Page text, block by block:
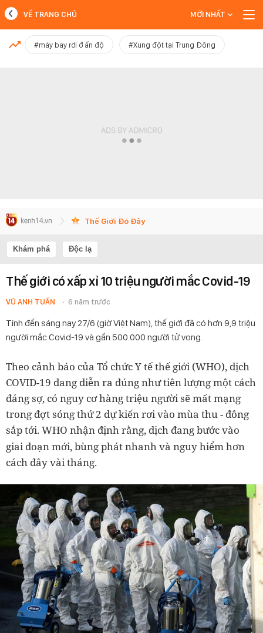
MỚI NHẤT
VỀ TRANG CHỦ MỚI NHẤT
#máy bay rơi ở ấn độ #Xung đột tại Trung Đông
Thế Giới Đó Đây
Khám phá Độc lạ
Thế giới có xấp xỉ 10 triệu người mắc Covid-19
VŨ ANH TUẤN 6 năm trước
Tính đến sáng nay 27/6 (giờ Việt Nam), thế giới đã có hơn 9,9 triệu
người mắc Covid-19 và gần 500.000 người tử vong.
Theo cảnh báo của Tổ chức Y tế thế giới (WHO), dịch
COVID-19 đang diễn ra đúng như tiên lượng một cách
đáng sợ, có nguy cơ hàng triệu người sẽ mất mạng
trong đợt sóng thứ 2 dự kiến rơi vào mùa thu - đông
sắp tới. WHO nhận định rằng, dịch đang bước vào
giai đoạn mới, bùng phát nhanh và nguy hiểm hơn
cách đây vài tháng.